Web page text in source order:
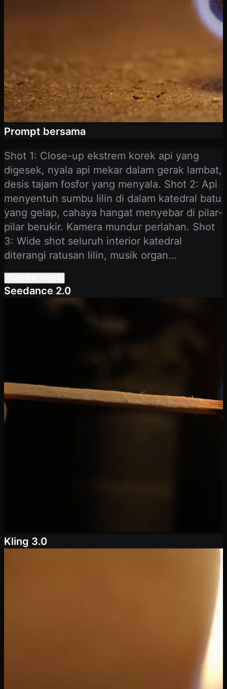
Prompt bersama
Shot 1: Close-up ekstrem korek api yang
digesek, nyala api mekar dalam gerak lambat,
desis tajam fosfor yang menyala. Shot 2: Api
menyentuh sumbu lilin di dalam katedral batu
yang gelap, cahaya hangat menyebar di pilar-
pilar berukir. Kamera mundur perlahan. Shot
3: Wide shot seluruh interior katedral
diterangi ratusan lilin, musik organ
mengembang, partikel debu melayang dalam
berkas cahaya keemasan.
Seedance 2.0
Kling 3.0